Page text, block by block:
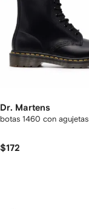
Dr. Martens
botas 1460 con agujetas
$172